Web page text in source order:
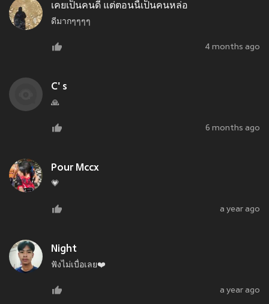
เคยเป็นคนดี แต่ตอนนี้เป็นคนหล่อ
ดีมากๆๆๆๆ
4 months ago
C' s
🙏
6 months ago
Pour Mccx
💗
a year ago
Night
ฟังไม่เบื่อเลย❤️
a year ago